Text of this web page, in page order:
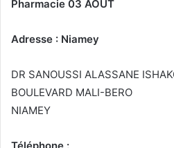
Pharmacie 03 AOUT
Adresse : Niamey
DR SANOUSSI ALASSANE
BOULEVARD MALI-BERO
NIAMEY